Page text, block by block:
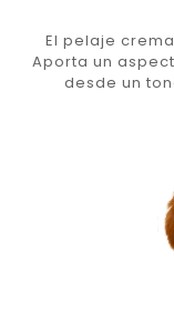
El pelaje
Aporta un
desde un